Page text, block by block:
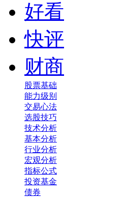
好看
快评
财商
股票基础
能力级别
交易心法
选股技巧
技术分析
基本分析
行业分析
宏观分析
指标公式
投资基金
债券